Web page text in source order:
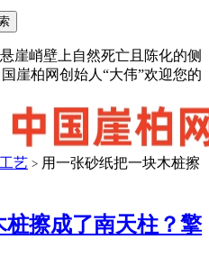
崖峭壁上自然死亡且陈化的侧
崖柏网创始人“大伟”欢迎您的
艺 > 用一张砂纸把一块木桩擦
擦成了南天柱？擎